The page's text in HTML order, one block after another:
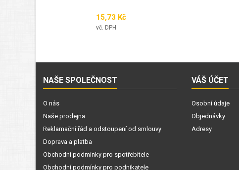
Cena
15,73 Kč
vč. DPH
NAŠE SPOLEČNOST
O nás
Naše prodejna
Reklamační řád a odstoupení od smlouvy
Doprava a platba
Obchodní podmínky pro spotřebitele
Obchodní podmínky pro podnikatele
VÁŠ ÚČET
Osobní údaje
Objednávky
Adresy